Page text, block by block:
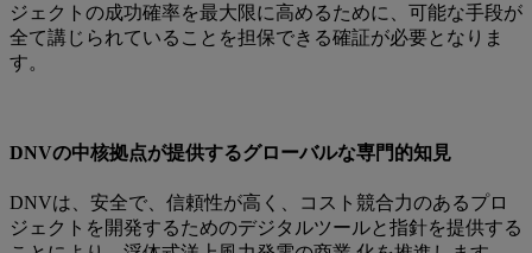
ジェクトの成功確率を最大限に高めるために、可能な手段が
全て講じられていることを担保できる確証が必要となりま
す。
DNVの中核拠点が提供するグローバルな専門的知見
DNVは、安全で、信頼性が高く、コスト競合力のあるプロ
ジェクトを開発するためのデジタルツールと指針を提供する